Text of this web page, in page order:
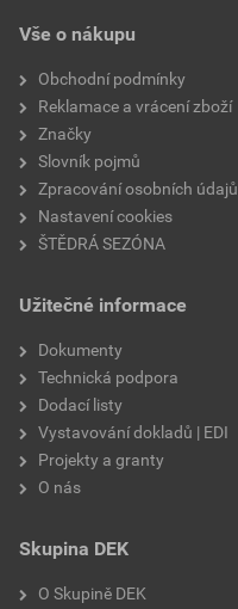
Vše o nákupu
Obchodní podmínky
Reklamace a vrácení zboží
Značky
Slovník pojmů
Zpracování osobních údajů
Nastavení cookies
ŠTĚDRÁ SEZÓNA
Užitečné informace
Dokumenty
Technická podpora
Dodací listy
Vystavování dokladů | EDI
Projekty a granty
O nás
Skupina DEK
O Skupině DEK